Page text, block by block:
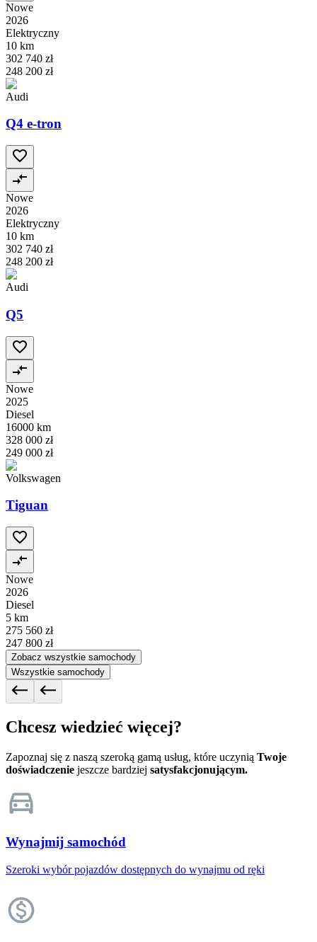
Nowe
2026
Elektryczny
10 km
302 740 zł
248 200 zł
Audi
Q4 e-tron
Nowe
2026
Elektryczny
10 km
302 740 zł
248 200 zł
Audi
Q5
Nowe
2025
Diesel
16000 km
328 000 zł
249 000 zł
Volkswagen
Tiguan
Nowe
2026
Diesel
5 km
275 560 zł
247 800 zł
Zobacz wszystkie samochody
Wszystkie samochody
Chcesz wiedzieć więcej?
Zapoznaj się z naszą szeroką gamą usług, które uczynią Twoje
doświadczenie jeszcze bardziej satysfakcjonującym.
Wynajmij samochód
Szeroki wybór pojazdów dostępnych do wynajmu od ręki